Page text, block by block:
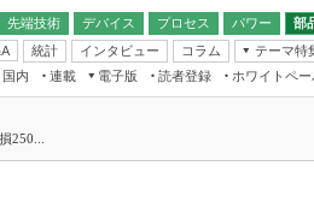
先端技術
デバイス
プロセス パワー 部
無線
統計 インタビュー コラム
テーマ特
フィジカルAI
国内
連載
電子版
読者登録 ホワイトペー
250...